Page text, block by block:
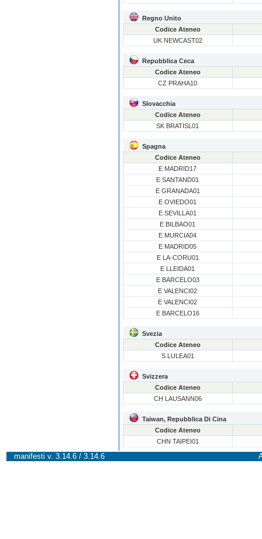
Regno Unito
Codice Ateneo
UK NEWCAST02
Repubblica Ceca
Codice Ateneo
CZ PRAHA10
Slovacchia
Codice Ateneo
SK BRATISL01
Spagna
Codice Ateneo
E MADRID17
E SANTAND01
E GRANADA01
E OVIEDO01
E SEVILLA01
E BILBAO01
E MURCIA04
E MADRID05
E LA-CORU01
E LLEIDA01
E BARCELO03
E VALENCI02
E VALENCI02
E BARCELO16
Svezia
Codice Ateneo
S LULEA01
Svizzera
Codice Ateneo
CH LAUSANN06
Taiwan, Repubblica Di Cina
Codice Ateneo
CHN TAIPEI01
manifesti v. 3.14.6 / 3.14.6